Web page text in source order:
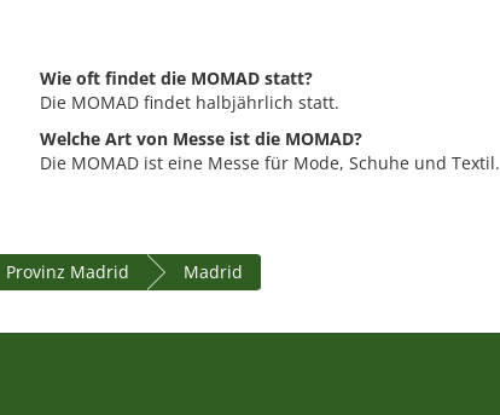
Wie oft findet die MOMAD statt?
Die MOMAD findet halbjährlich statt.
Welche Art von Messe ist die MOMAD?
Die MOMAD ist eine Messe für Mode, Schuhe und Textil.
Provinz Madrid Madrid